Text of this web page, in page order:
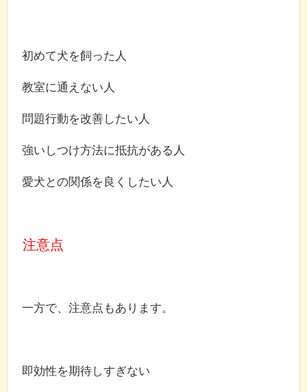
初めて犬を飼った人
教室に通えない人
問題行動を改善したい人
強いしつけ方法に抵抗がある人
愛犬との関係を良くしたい人
注意点
一方で、注意点もあります。
即効性を期待しすぎない